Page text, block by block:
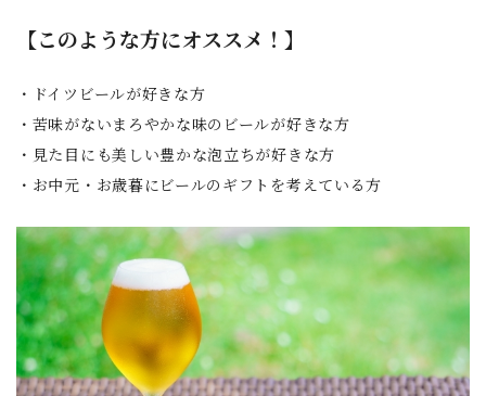
【このような方にオススメ！】
・ドイツビールが好きな方
・苦味がないまろやかな味のビールが好きな方
・見た目にも美しい豊かな泡立ちが好きな方
・お中元・お歳暮にビールのギフトを考えている方